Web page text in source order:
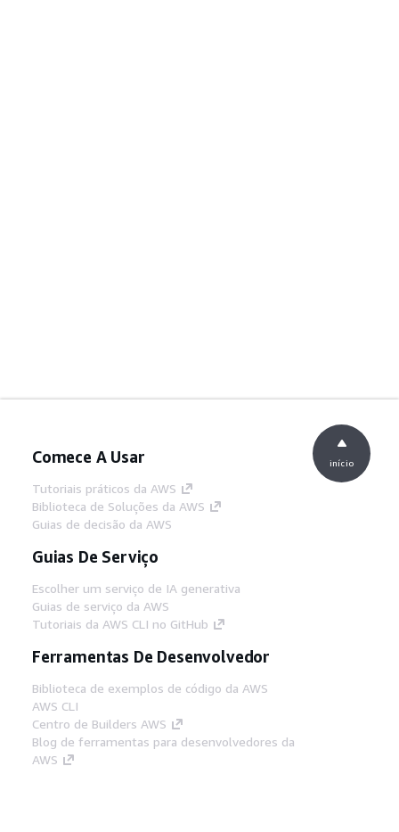
Comece A Usar
Tutoriais práticos da AWS
Biblioteca de Soluções da AWS
Guias de decisão da AWS
Guias De Serviço
Escolher um serviço de IA generativa
Guias de serviço da AWS
Tutoriais da AWS CLI no GitHub
Ferramentas De Desenvolvedor
Biblioteca de exemplos de código da AWS
AWS CLI
Centro de Builders AWS
Blog de ferramentas para desenvolvedores da
AWS
início